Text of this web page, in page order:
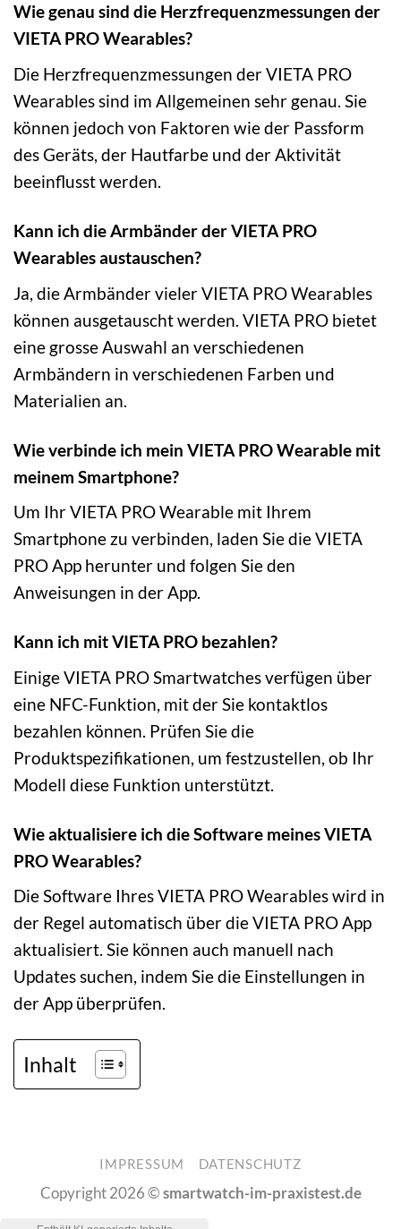
Wie genau sind die Herzfrequenzmessungen der
VIETA PRO Wearables?
Die Herzfrequenzmessungen der VIETA PRO
Wearables sind im Allgemeinen sehr genau. Sie
können jedoch von Faktoren wie der Passform
des Geräts, der Hautfarbe und der Aktivität
beeinflusst werden.
Kann ich die Armbänder der VIETA PRO
Wearables austauschen?
Ja, die Armbänder vieler VIETA PRO Wearables
können ausgetauscht werden. VIETA PRO bietet
eine grosse Auswahl an verschiedenen
Armbändern in verschiedenen Farben und
Materialien an.
Wie verbinde ich mein VIETA PRO Wearable mit
meinem Smartphone?
Um Ihr VIETA PRO Wearable mit Ihrem
Smartphone zu verbinden, laden Sie die VIETA
PRO App herunter und folgen Sie den
Anweisungen in der App.
Kann ich mit VIETA PRO bezahlen?
Einige VIETA PRO Smartwatches verfügen über
eine NFC-Funktion, mit der Sie kontaktlos
bezahlen können. Prüfen Sie die
Produktspezifikationen, um festzustellen, ob Ihr
Modell diese Funktion unterstützt.
Wie aktualisiere ich die Software meines VIETA
PRO Wearables?
Die Software Ihres VIETA PRO Wearables wird in
der Regel automatisch über die VIETA PRO App
aktualisiert. Sie können auch manuell nach
Updates suchen, indem Sie die Einstellungen in
der App überprüfen.
Inhalt
IMPRESSUM DATENSCHUTZ
Copyright 2026 ©smartwatch-im-praxistest.de